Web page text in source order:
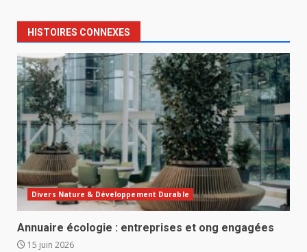
HISTOIRES CONNEXES
Divers Nature & Développement Durable
Annuaire écologie : entreprises et ong engagées
15 juin 2026